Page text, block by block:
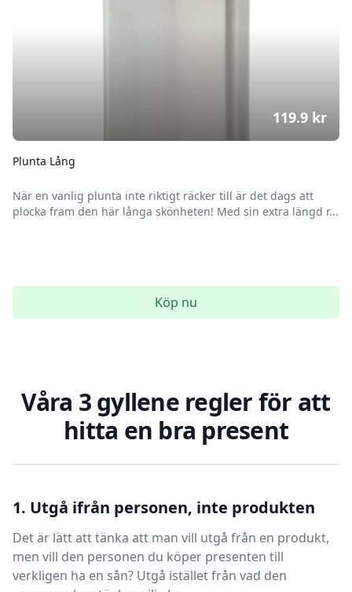
Plunta Lång
När en vanlig plunta inte riktigt räcker till är det dags att
plocka fram den här långa skönheten! Med sin extra längd r...
119.9 kr
Köp nu
Våra 3 gyllene regler för att
hitta en bra present
1. Utgå ifrån personen, inte produkten
Det är lätt att tänka att man vill utgå från en produkt,
men vill den personen du köper presenten till
verkligen ha en sån? Utgå istället från vad den